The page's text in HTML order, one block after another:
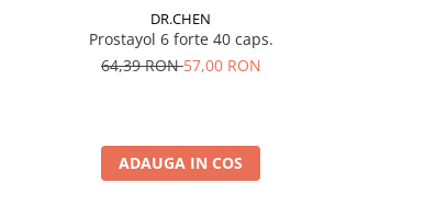
DR.CHEN
Prostayol 6 forte 40 caps.
64,39 RON57,00 RON
ADAUGA IN COS